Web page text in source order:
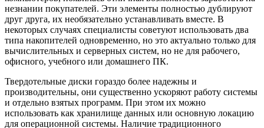
незнании покупателей. Эти элементы полностью дублируют
друг друга, их необязательно устанавливать вместе. В
некоторых случаях специалисты советуют использовать два
типа накопителей одновременно, но это актуально только для
вычислительных и серверных систем, но не для рабочего,
офисного, учебного или домашнего ПК.
Твердотельные диски гораздо более надежны и
производительны, они существенно ускоряют работу системы
и отдельно взятых программ. При этом их можно
использовать как хранилище данных или основную локацию
для операционной системы. Наличие традиционного